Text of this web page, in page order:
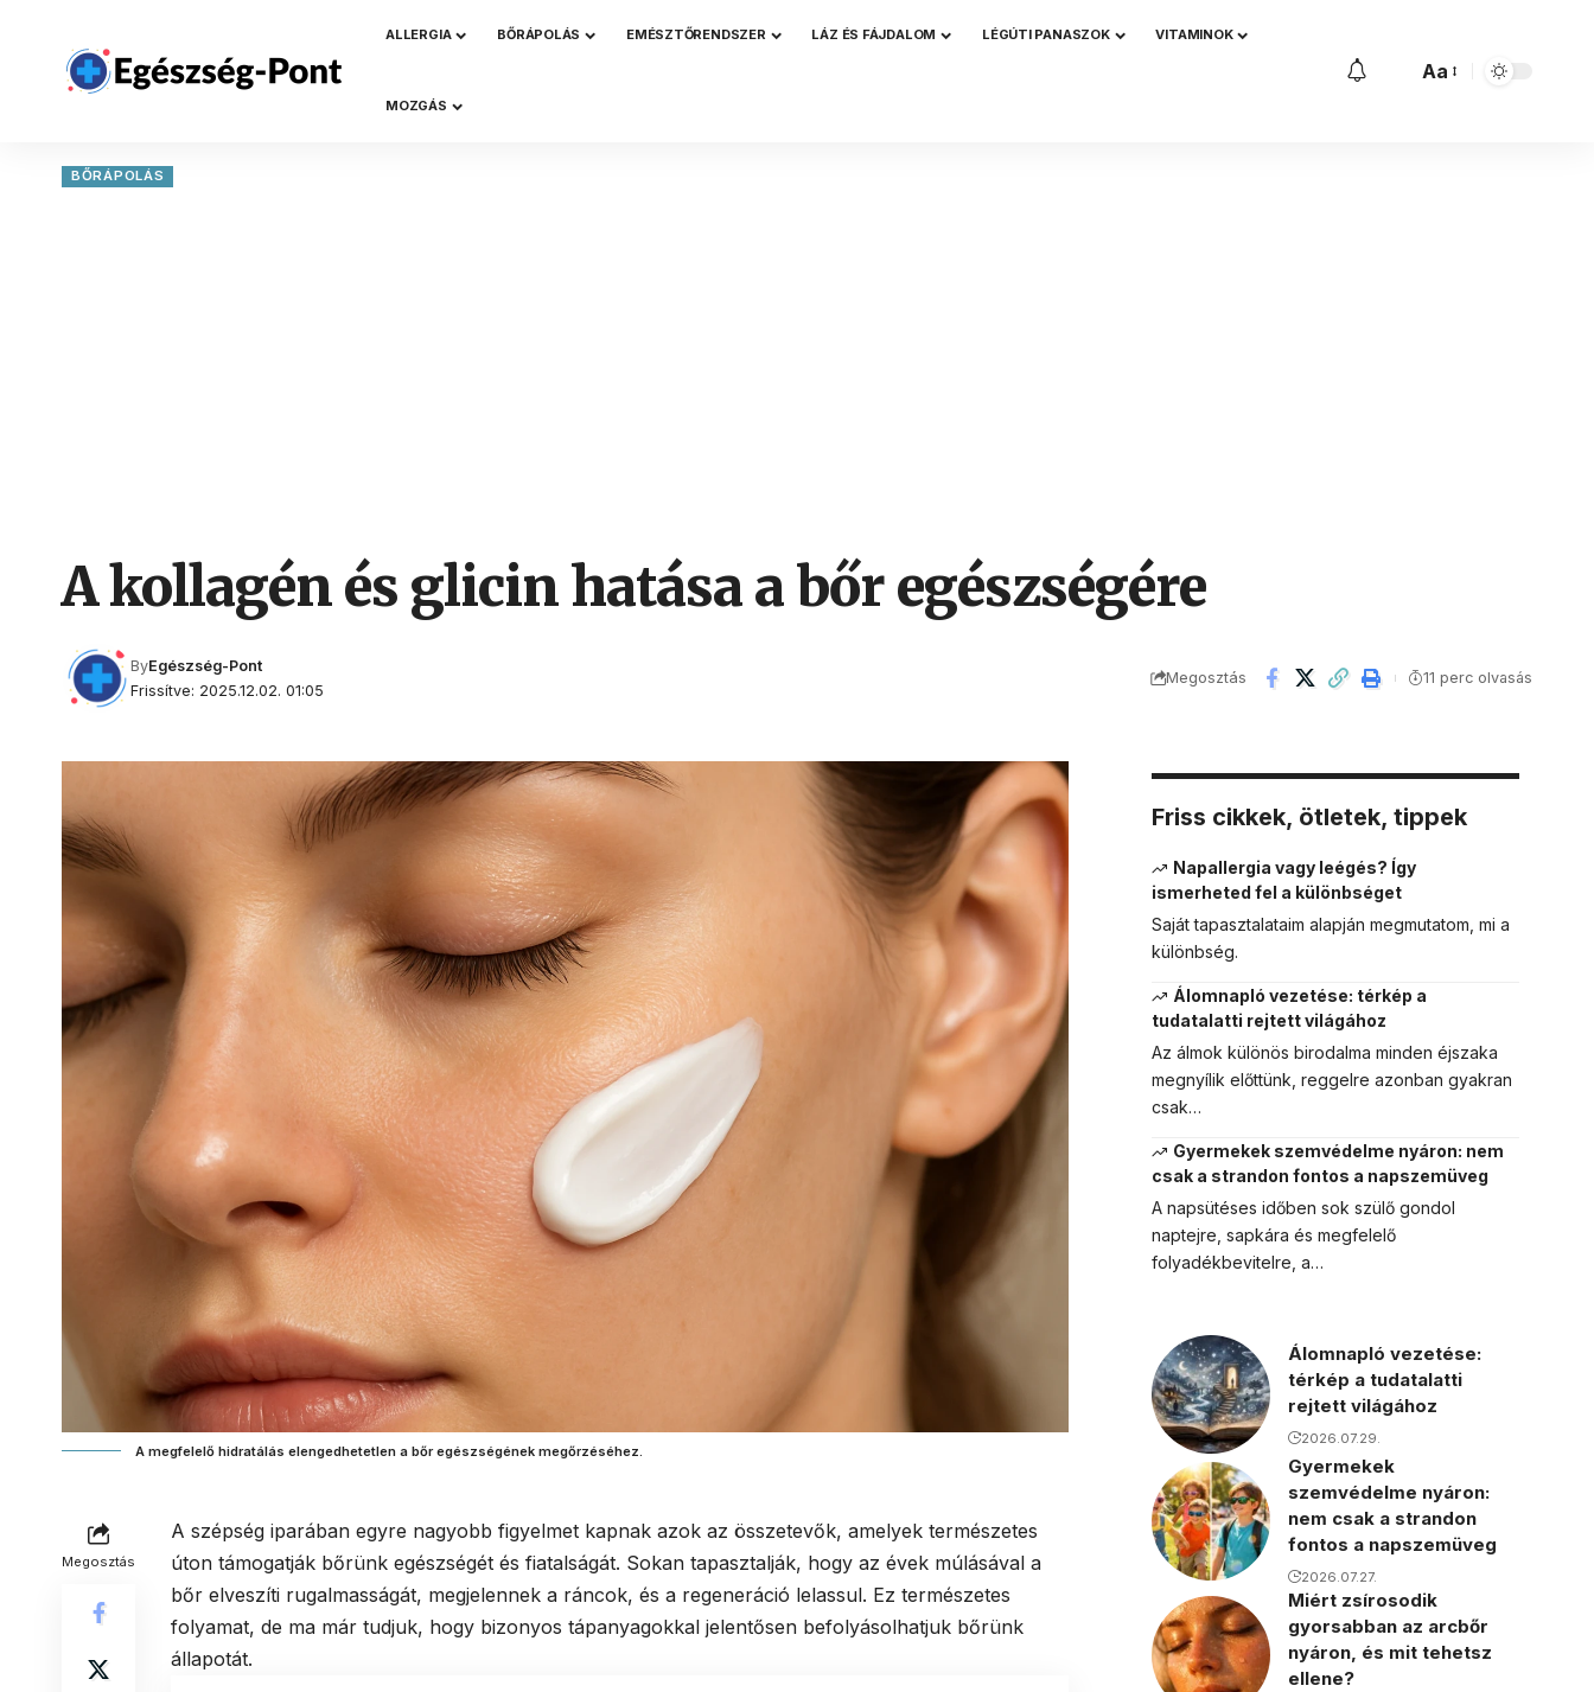
ALLERGIA BŐRÁPOLÁS EMÉSZTŐRENDSZER LÁZ ÉS FÁJDALOM LÉGÚTI PANASZOK VITAMINOK
MOZGÁS
Aa
BŐRÁPOLÁS
A kollagén és glicin hatása a bőr egészségére
Frissítve: 2025.12.02. 01:05
ByEgészség-Pont
Megosztás 11 perc olvasás
A megfelelő hidratálás elengedhetetlen a bőr egészségének megőrzéséhez.
Megosztás
A szépség iparában egyre nagyobb figyelmet kapnak azok az összetevők, amelyek természetes
úton támogatják bőrünk egészségét és fiatalságát. Sokan tapasztalják, hogy az évek múlásával a
bőr elveszíti rugalmasságát, megjelennek a ráncok, és a regeneráció lelassul. Ez természetes
folyamat, de ma már tudjuk, hogy bizonyos tápanyagokkal jelentősen befolyásolhatjuk bőrünk
állapotát.
Friss cikkek, ötletek, tippek
Napallergia vagy leégés? Így
ismerheted fel a különbséget
Saját tapasztalataim alapján megmutatom, mi a
különbség.
Álomnapló vezetése: térkép a
tudatalatti rejtett világához
Az álmok különös birodalma minden éjszaka
megnyílik előttünk, reggelre azonban gyakran
csak…
Gyermekek szemvédelme nyáron: nem
csak a strandon fontos a napszemüveg
A napsütéses időben sok szülő gondol
naptejre, sapkára és megfelelő
folyadékbevitelre, a…
Álomnapló vezetése:
térkép a tudatalatti
rejtett világához
2026.07.29.
Gyermekek
szemvédelme nyáron:
nem csak a strandon
fontos a napszemüveg
2026.07.27.
Miért zsírosodik
gyorsabban az arcbőr
nyáron, és mit tehetsz
ellene?